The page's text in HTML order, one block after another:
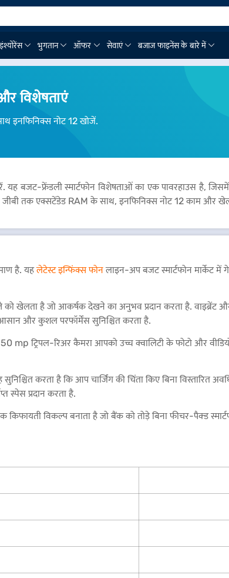
भुगतान ऑफर सेवाएं बजाज फाइनेंस के बारे में
विशेषताएं
इनफिनिक्स नोट 12 खोजें.
करें. यह बजट-फ्रेंडली स्मार्टफोन विशेषताओं का एक पावरहाउस
जीबी तक एक्सटेंडेड RAM के साथ, इनफिनिक्स नोट 12 काम
है. यहलेटेस्ट इन्फिंक्स फोनलाइन-अप बजट स्मार्टफोन मार्केट
खेलता है जो आकर्षक देखने का अनुभव प्रदान करता है. वाइब्रेंट और
आसान और कुशल परफॉर्मेंस सुनिश्चित करता है.
ट्रिपल-रिअर कैमरा आपको उच्च क्वालिटी के फोटो और
करता है कि आप चार्जिंग की चिंता किए बिना
स्पेस प्रदान करता है.
विकल्प बनाता है जो बैंक को तोड़े बिना फीचर-पैक्ड